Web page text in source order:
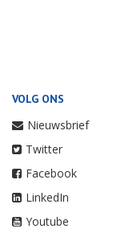
VOLG ONS
Nieuwsbrief
Twitter
Facebook
LinkedIn
Youtube